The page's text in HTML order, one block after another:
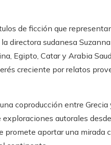
de ficción que
la directora sudanesa
Egipto, Catar y Arabia
creciente por relatos
coproducción entre
autorales
promete aportar una mirada